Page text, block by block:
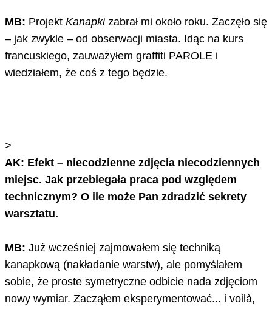
MB: Projekt Kanapkizabrał mi około roku. Zaczęło się
– jak zwykle – od obserwacji miasta. Idąc na kurs
francuskiego, zauważyłem graffiti PAROLE i
wiedziałem, że coś z tego będzie.
>
AK: Efekt – niecodzienne zdjęcia niecodziennych
miejsc. Jak przebiegała praca pod względem
technicznym? O ile może Pan zdradzić sekrety
warsztatu.
MB: Już wcześniej zajmowałem się techniką
kanapkową (nakładanie warstw), ale pomyślałem
sobie, że proste symetryczne odbicie nada zdjęciom
nowy wymiar. Zacząłem eksperymentować... i voilà,